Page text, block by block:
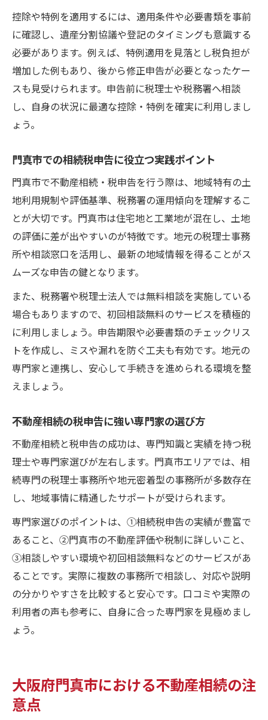
控除や特例を適用するには、適用条件や必要書類を事前
に確認し、遺産分割協議や登記のタイミングも意識する
必要があります。例えば、特例適用を見落とし税負担が
増加した例もあり、後から修正申告が必要となったケー
スも見受けられます。申告前に税理士や税務署へ相談
し、自身の状況に最適な控除・特例を確実に利用しまし
ょう。
門真市での相続税申告に役立つ実践ポイント
門真市で不動産相続・税申告を行う際は、地域特有の土
地利用規制や評価基準、税務署の運用傾向を理解するこ
とが大切です。門真市は住宅地と工業地が混在し、土地
の評価に差が出やすいのが特徴です。地元の税理士事務
所や相談窓口を活用し、最新の地域情報を得ることがス
ムーズな申告の鍵となります。
また、税務署や税理士法人では無料相談を実施している
場合もありますので、初回相談無料のサービスを積極的
に利用しましょう。申告期限や必要書類のチェックリス
トを作成し、ミスや漏れを防ぐ工夫も有効です。地元の
専門家と連携し、安心して手続きを進められる環境を整
えましょう。
不動産相続の税申告に強い専門家の選び方
不動産相続と税申告の成功は、専門知識と実績を持つ税
理士や専門家選びが左右します。門真市エリアでは、相
続専門の税理士事務所や地元密着型の事務所が多数存在
し、地域事情に精通したサポートが受けられます。
専門家選びのポイントは、①相続税申告の実績が豊富で
あること、②門真市の不動産評価や税制に詳しいこと、
③相談しやすい環境や初回相談無料などのサービスがあ
ることです。実際に複数の事務所で相談し、対応や説明
の分かりやすさを比較すると安心です。口コミや実際の
利用者の声も参考に、自身に合った専門家を見極めまし
ょう。
大阪府門真市における不動産相続の注
意点